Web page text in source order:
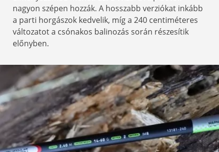
nagyon szépen hozzák. A hosszabb verziókat inkább
a parti horgászok kedvelik, míg a 240 centiméteres
változatot a csónakos balinozás során részesítik
előnyben.